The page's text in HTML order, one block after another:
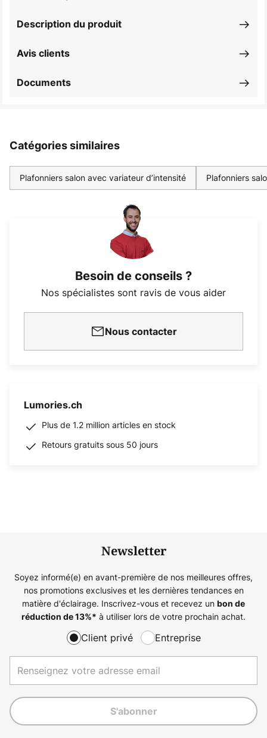
Description du produit
Avis clients
Documents
Catégories similaires
Plafonniers salon avec variateur d’intensité Plafonniers
Besoin de conseils ?
Nos spécialistes sont ravis de vous aider
Nous contacter
Lumories.ch
Plus de 1.2 million articles en stock
Retours gratuits sous 50 jours
Newsletter
Soyez informé(e) en avant-première de nos meilleures offres,
nos promotions exclusives et les dernières tendances en
matière d'éclairage. Inscrivez-vous et recevez un bon de
réduction de13%* à utiliser lors de votre prochain achat.
Client privé Entreprise
S'abonner